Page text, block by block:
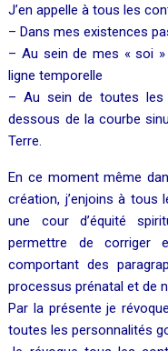
J’en appelle à tous les
– Dans mes existences
– Au sein de mes « soi
ligne temporelle
– Au sein de toutes les
dessous de la courbe
Terre.
En ce moment même
création, j’enjoins à tous
une cour d’équité
permettre de corriger
comportant des
processus prénatal et de
Par la présente je
toutes les personnalités